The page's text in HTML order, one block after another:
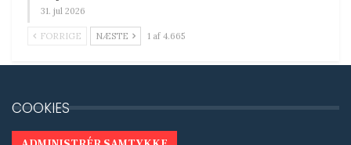
31. jul 2026
FORRIGE NÆSTE 1 af 4.665
COOKIES